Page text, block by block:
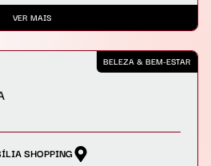
VER MAIS
BELEZA & BEM-ESTAR
SHOPPING